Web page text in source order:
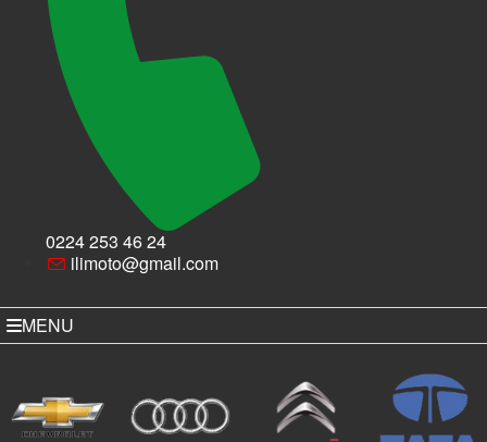
0224 253 46 24
ilimoto@gmail.com
MENU